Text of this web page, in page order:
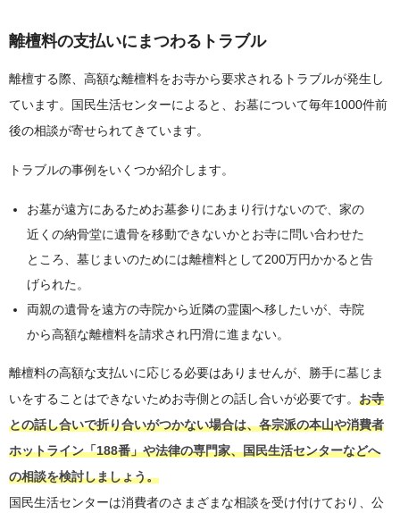
離檀料の支払いにまつわるトラブル
離檀する際、高額な離檀料をお寺から要求されるトラブルが発生し
ています。国民生活センターによると、お墓について毎年1000件前
後の相談が寄せられてきています。
トラブルの事例をいくつか紹介します。
お墓が遠方にあるためお墓参りにあまり行けないので、家の
近くの納骨堂に遺骨を移動できないかとお寺に問い合わせた
ところ、墓じまいのためには離檀料として200万円かかると告
げられた。
両親の遺骨を遠方の寺院から近隣の霊園へ移したいが、寺院
から高額な離檀料を請求され円滑に進まない。
離檀料の高額な支払いに応じる必要はありませんが、勝手に墓じま
いをすることはできないためお寺側との話し合いが必要です。 お寺
との話し合いで折り合いがつかない場合は、各宗派の本山や消費者
ホットライン「188番」や法律の専門家、国民生活センターなどへ
の相談を検討しましょう。
国民生活センターは消費者のさまざまな相談を受け付けており、公